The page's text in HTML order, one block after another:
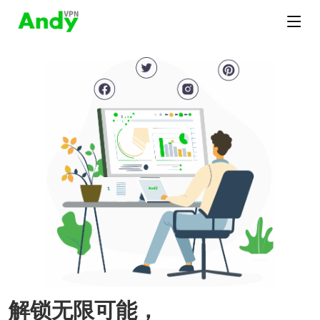
解锁无限可能，